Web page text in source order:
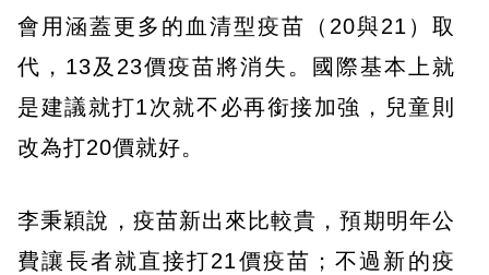
會用涵蓋更多的血清型疫苗（20與21）取
代，13及23價疫苗將消失。國際基本上就
是建議就打1次就不必再銜接加強，兒童則
改為打20價就好。
李秉穎說，疫苗新出來比較貴，預期明年公
費讓長者就直接打21價疫苗；不過新的疫